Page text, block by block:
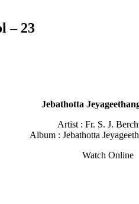
– 23
Jebathotta
Artist : Fr. S. J.
Album : Jebathotta
Watch Online